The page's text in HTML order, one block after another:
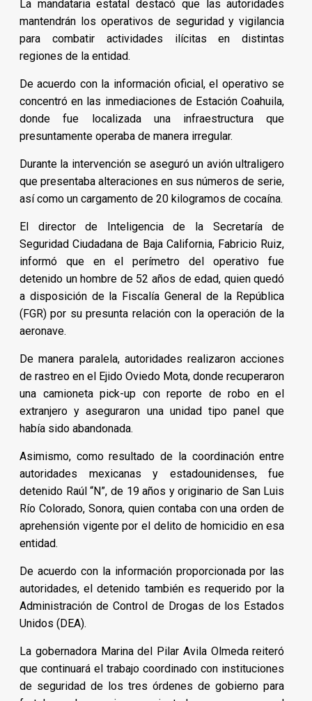
La mandataria estatal destacó que las autoridades
mantendrán los operativos de seguridad y vigilancia
para combatir actividades ilícitas en distintas
regiones de la entidad.
De acuerdo con la información oficial, el operativo se
concentró en las inmediaciones de Estación Coahuila,
donde fue localizada una infraestructura que
presuntamente operaba de manera irregular.
Durante la intervención se aseguró un avión ultraligero
que presentaba alteraciones en sus números de serie,
así como un cargamento de 20 kilogramos de cocaína.
El director de Inteligencia de la Secretaría de
Seguridad Ciudadana de Baja California, Fabricio Ruiz,
informó que en el perímetro del operativo fue
detenido un hombre de 52 años de edad, quien quedó
a disposición de la Fiscalía General de la República
(FGR) por su presunta relación con la operación de la
aeronave.
De manera paralela, autoridades realizaron acciones
de rastreo en el Ejido Oviedo Mota, donde recuperaron
una camioneta pick-up con reporte de robo en el
extranjero y aseguraron una unidad tipo panel que
había sido abandonada.
Asimismo, como resultado de la coordinación entre
autoridades mexicanas y estadounidenses, fue
detenido Raúl “N”, de 19 años y originario de San Luis
Río Colorado, Sonora, quien contaba con una orden de
aprehensión vigente por el delito de homicidio en esa
entidad.
De acuerdo con la información proporcionada por las
autoridades, el detenido también es requerido por la
Administración de Control de Drogas de los Estados
Unidos (DEA).
La gobernadora Marina del Pilar Avila Olmeda reiteró
que continuará el trabajo coordinado con instituciones
de seguridad de los tres órdenes de gobierno para